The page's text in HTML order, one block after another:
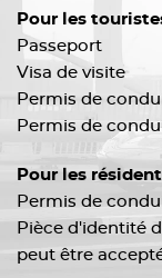
Pour les
Passeport
Visa de visite
Permis de
Permis de
Pour les
Permis de
Pièce d'identité
peut être